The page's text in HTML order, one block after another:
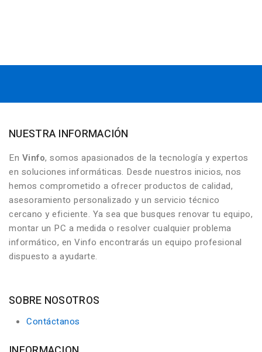
NUESTRA INFORMACIÓN
En Vinfo, somos apasionados de la tecnología y expertos
en soluciones informáticas. Desde nuestros inicios, nos
hemos comprometido a ofrecer productos de calidad,
asesoramiento personalizado y un servicio técnico
cercano y eficiente. Ya sea que busques renovar tu equipo,
montar un PC a medida o resolver cualquier problema
informático, en Vinfo encontrarás un equipo profesional
dispuesto a ayudarte.
SOBRE NOSOTROS
Contáctanos